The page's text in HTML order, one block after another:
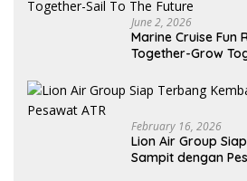
June 2, 2026
Marine Cruise Fun
Together-Grow
February 16, 2026
Lion Air Group
Sampit dengan